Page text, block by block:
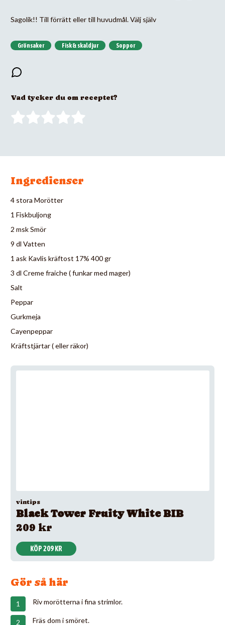
Sagolik!! Till förrätt eller till huvudmål. Välj själv
Grönsaker Fisk & skaldjur Soppor
Vad tycker du om receptet?
Ingredienser
4 stora Morötter
1 Fiskbuljong
2 msk Smör
9 dl Vatten
1 ask Kavlis kräftost 17% 400 gr
3 dl Creme fraiche ( funkar med mager)
Salt
Peppar
Gurkmeja
Cayenpeppar
Kräftstjärtar ( eller räkor)
vintips
Black Tower Fruity White BIB
209 kr
KÖP 209 KR
Gör så här
Riv morötterna i fina strimlor.
Fräs dom i smöret.